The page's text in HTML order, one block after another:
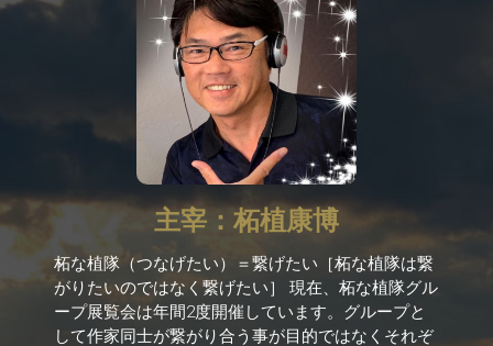
主宰：柘植康博
柘な植隊（つなげたい）＝繋げたい［柘な植隊は繋
がりたいのではなく繋げたい］ 現在、柘な植隊グル
ープ展覧会は年間2度開催しています。グループと
して作家同士が繋がり合う事が目的ではなくそれぞ